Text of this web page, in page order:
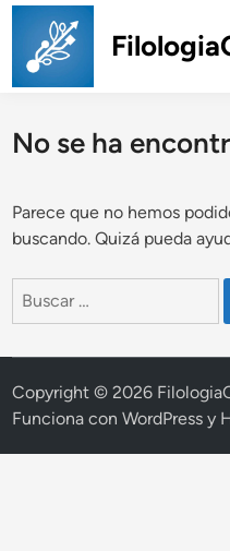
Saltar
contenido
No se ha
Parece que no hemos
buscando. Quizá pueda
Buscar:
Copyright © 2026
Funciona conWordPress y